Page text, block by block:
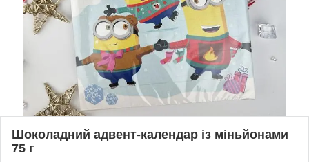
Шоколадний адвент-календар із міньйонами
75 г